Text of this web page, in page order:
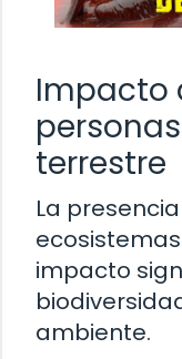
Impacto
terrestre
La
impacto
ambiente.